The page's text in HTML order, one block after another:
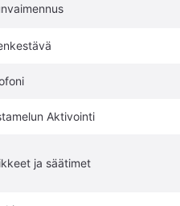
Aktivointi
ja säätimet